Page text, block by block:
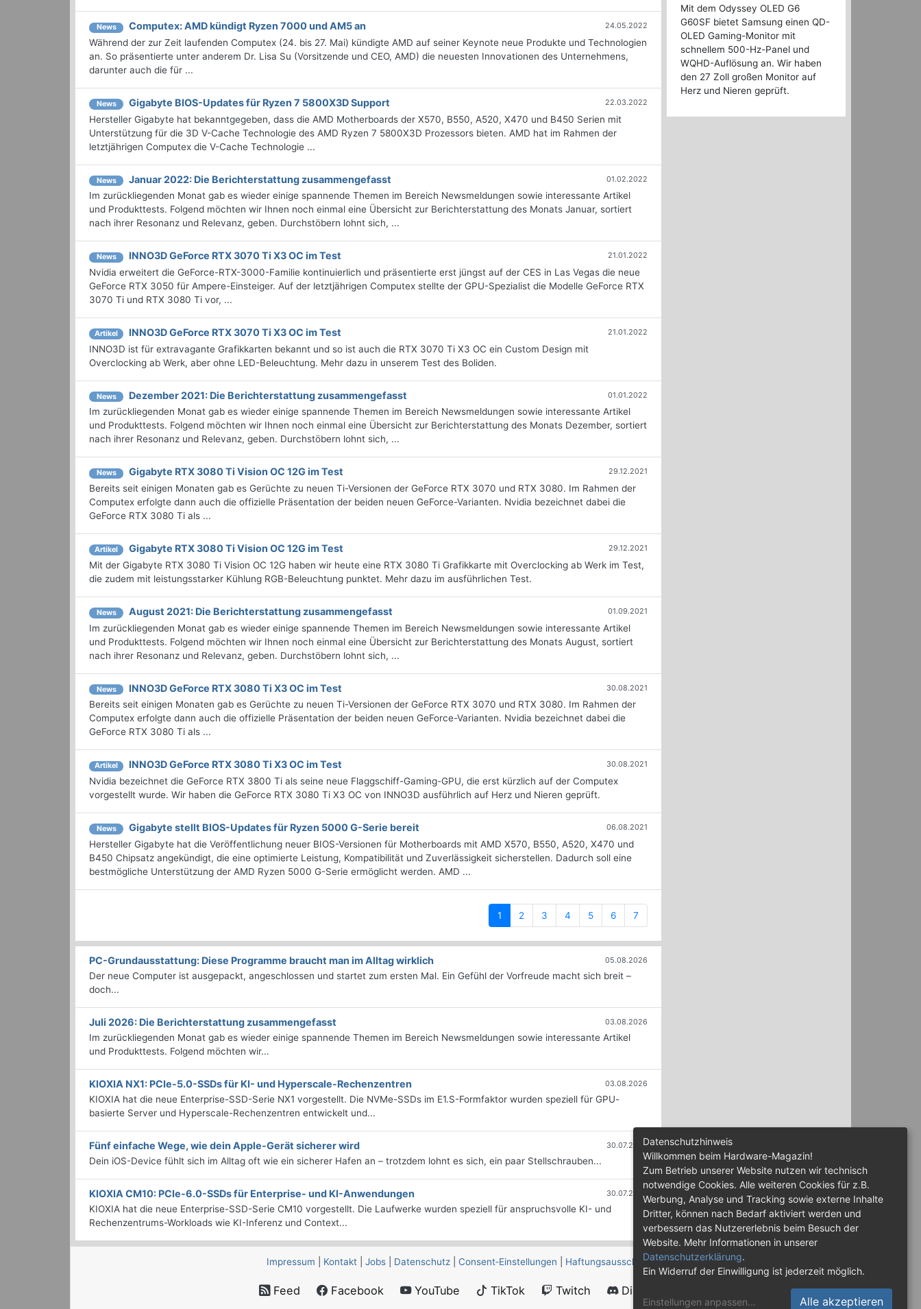
News Computex: AMD kündigt Ryzen 7000 und AM5 an 24.05.2022
Während der zur Zeit laufenden Computex (24. bis 27. Mai) kündigte AMD auf seiner Keynote neue Produkte und Technologien
an. So präsentierte unter anderem Dr. Lisa Su (Vorsitzende und CEO, AMD) die neuesten Innovationen des Unternehmens,
darunter auch die für ...
News Gigabyte BIOS-Updates für Ryzen 7 5800X3D Support 22.03.2022
Hersteller Gigabyte hat bekanntgegeben, dass die AMD Motherboards der X570, B550, A520, X470 und B450 Serien mit
Unterstützung für die 3D V-Cache Technologie des AMD Ryzen 7 5800X3D Prozessors bieten. AMD hat im Rahmen der
letztjährigen Computex die V-Cache Technologie ...
News Januar 2022: Die Bericht­erstattung zusammengefasst 01.02.2022
Im zurückliegenden Monat gab es wieder einige spannende Themen im Bereich Newsmeldungen sowie interessante Artikel
und Produkttests. Folgend möchten wir Ihnen noch einmal eine Übersicht zur Berichterstattung des Monats Januar, sortiert
nach ihrer Resonanz und Relevanz, geben. Durchstöbern lohnt sich, ...
News INNO3D GeForce RTX 3070 Ti X3 OC im Test 21.01.2022
Nvidia erweitert die GeForce-RTX-3000-Familie kontinuierlich und präsentierte erst jüngst auf der CES in Las Vegas die neue
GeForce RTX 3050 für Ampere-Einsteiger. Auf der letztjährigen Computex stellte der GPU-Spezialist die Modelle GeForce RTX
3070 Ti und RTX 3080 Ti vor, ...
Artikel INNO3D GeForce RTX 3070 Ti X3 OC im Test 21.01.2022
INNO3D ist für extravagante Grafikkarten bekannt und so ist auch die RTX 3070 Ti X3 OC ein Custom Design mit
Overclocking ab Werk, aber ohne LED-Beleuchtung. Mehr dazu in unserem Test des Boliden.
News Dezember 2021: Die Bericht­erstattung zusammengefasst 01.01.2022
Im zurückliegenden Monat gab es wieder einige spannende Themen im Bereich Newsmeldungen sowie interessante Artikel
und Produkttests. Folgend möchten wir Ihnen noch einmal eine Übersicht zur Berichterstattung des Monats Dezember, sortiert
nach ihrer Resonanz und Relevanz, geben. Durchstöbern lohnt sich, ...
News Gigabyte RTX 3080 Ti Vision OC 12G im Test 29.12.2021
Bereits seit einigen Monaten gab es Gerüchte zu neuen Ti-Versionen der GeForce RTX 3070 und RTX 3080. Im Rahmen der
Computex erfolgte dann auch die offizielle Präsentation der beiden neuen GeForce-Varianten. Nvidia bezeichnet dabei die
GeForce RTX 3080 Ti als ...
Artikel Gigabyte RTX 3080 Ti Vision OC 12G im Test 29.12.2021
Mit der Gigabyte RTX 3080 Ti Vision OC 12G haben wir heute eine RTX 3080 Ti Grafikkarte mit Overclocking ab Werk im Test,
die zudem mit leistungsstarker Kühlung RGB-Beleuchtung punktet. Mehr dazu im ausführlichen Test.
News August 2021: Die Bericht­erstattung zusammengefasst 01.09.2021
Im zurückliegenden Monat gab es wieder einige spannende Themen im Bereich Newsmeldungen sowie interessante Artikel
und Produkttests. Folgend möchten wir Ihnen noch einmal eine Übersicht zur Berichterstattung des Monats August, sortiert
nach ihrer Resonanz und Relevanz, geben. Durchstöbern lohnt sich, ...
News INNO3D GeForce RTX 3080 Ti X3 OC im Test 30.08.2021
Bereits seit einigen Monaten gab es Gerüchte zu neuen Ti-Versionen der GeForce RTX 3070 und RTX 3080. Im Rahmen der
Computex erfolgte dann auch die offizielle Präsentation der beiden neuen GeForce-Varianten. Nvidia bezeichnet dabei die
GeForce RTX 3080 Ti als ...
Artikel INNO3D GeForce RTX 3080 Ti X3 OC im Test 30.08.2021
Nvidia bezeichnet die GeForce RTX 3800 Ti als seine neue Flaggschiff-Gaming-GPU, die erst kürzlich auf der Computex
vorgestellt wurde. Wir haben die GeForce RTX 3080 Ti X3 OC von INNO3D ausführlich auf Herz und Nieren geprüft.
News Gigabyte stellt BIOS-Updates für Ryzen 5000 G-Serie bereit 06.08.2021
Hersteller Gigabyte hat die Veröffentlichung neuer BIOS-Versionen für Motherboards mit AMD X570, B550, A520, X470 und
B450 Chipsatz angekündigt, die eine optimierte Leistung, Kompatibilität und Zuverlässigkeit sicherstellen. Dadurch soll eine
bestmögliche Unterstützung der AMD Ryzen 5000 G-Serie ermöglicht werden. AMD ...
1 (current)
2 3 4 5 6 7
PC-Grundausstattung: Diese Programme braucht man im Alltag wirklich 05.08.2026
Der neue Computer ist ausgepackt, angeschlossen und startet zum ersten Mal. Ein Gefühl der Vorfreude macht sich breit –
doch...
Juli 2026: Die Bericht­erstattung zusammengefasst 03.08.2026
Im zurückliegenden Monat gab es wieder einige spannende Themen im Bereich Newsmeldungen sowie interessante Artikel
und Produkttests. Folgend möchten wir...
KIOXIA NX1: PCIe-5.0-SSDs für KI- und Hyperscale-Rechenzentren 03.08.2026
KIOXIA hat die neue Enterprise-SSD-Serie NX1 vorgestellt. Die NVMe-SSDs im E1.S-Formfaktor wurden speziell für GPU-
basierte Server und Hyperscale-Rechenzentren entwickelt und...
Fünf einfache Wege, wie dein Apple-Gerät sicherer wird 30.07.2026
Dein iOS-Device fühlt sich im Alltag oft wie ein sicherer Hafen an – trotzdem lohnt es sich, ein paar Stellschrauben...
KIOXIA CM10: PCIe-6.0-SSDs für Enterprise- und KI-Anwendungen 30.07.2026
KIOXIA hat die neue Enterprise-SSD-Serie CM10 vorgestellt. Die Laufwerke wurden speziell für anspruchsvolle KI- und
Rechenzentrums-Workloads wie KI-Inferenz und Context...
Mit dem Odyssey OLED G6
G60SF bietet Samsung einen QD-
OLED Gaming-Monitor mit
schnellem 500-Hz-Panel und
WQHD-Auflösung an. Wir haben
den 27 Zoll großen Monitor auf
Herz und Nieren geprüft.
Impressum Kontakt Jobs Datenschutz Consent‑Einstellungen Haftungsausschluss
Feed Facebook YouTube TikTok Twitch Discord
Datenschutzhinweis
Willkommen beim Hardware-Magazin!
Zum Betrieb unserer Website nutzen wir technisch
notwendige Cookies. Alle weiteren Cookies für z.B.
Werbung, Analyse und Tracking sowie externe Inhalte
Dritter, können nach Bedarf aktiviert werden und
verbessern das Nutzererlebnis beim Besuch der
Website. Mehr Informationen in unserer
Datenschutzerklärung.
Ein Widerruf der Einwilligung ist jederzeit möglich.
Einstellungen anpassen... Alle akzeptieren